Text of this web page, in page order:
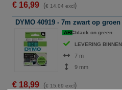
€ 16,99 (€ 14,04 excl)
DYMO 40919 - 7m zwart op
ABCblack on green
LEVERING
7 m
9 mm
€ 18,99 (€ 15,69 excl)